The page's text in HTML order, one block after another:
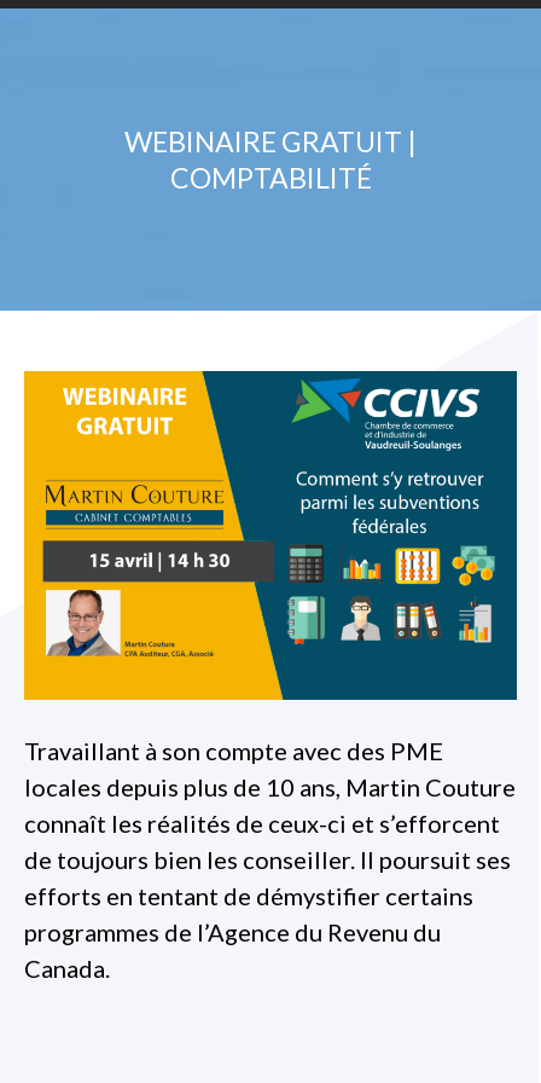
WEBINAIRE GRATUIT |
COMPTABILITÉ
Travaillant à son compte avec des PME
locales depuis plus de 10 ans, Martin Couture
connaît les réalités de ceux-ci et s’efforcent
de toujours bien les conseiller. Il poursuit ses
efforts en tentant de démystifier certains
programmes de l’Agence du Revenu du
Canada.